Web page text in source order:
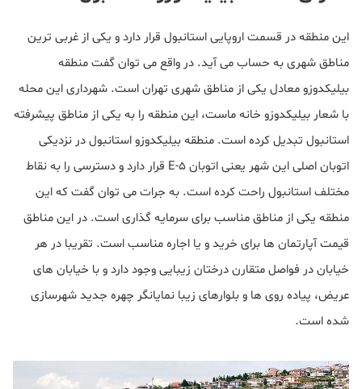
این منطقه در قسمت اروپایی استانبول قرار دارد و یکی از غربی ترین
مناطق شهری به حساب می آید. در واقع می توان گفت منطقه
بیلیکدوزو معادل یکی از مناطق شهری تهران است. شهرداری این محله
با شعار بیلیکدوزو خانه ماست، این منطقه را به یکی از مناطق پیشرفته
استانبول تبدیل کرده است. منطقه بیلیکدوزو استانبول در نزدیکی
اتوبان اصلی این شهر یعنی اتوبان E-5 قرار دارد و دسترسی را به نقاط
مختلف استانبول راحت کرده است. به جرات می توان گفت که این
منطقه یکی از مناطق مناسب برای سرمایه گذاری است. در این مناطق
قیمت آپارتمان ها برای خرید و یا اجاره مناسب است. تقریبا در هر
خیابان در فواصل متقارن درختان زیبایی وجود دارد و با خیابان های
عریض، پیاده روی ها و بلوارهای زیبا نمایانگر چهره جدید شهرسازی
شده است.